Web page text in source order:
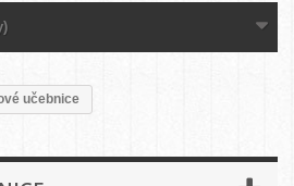
učebnice